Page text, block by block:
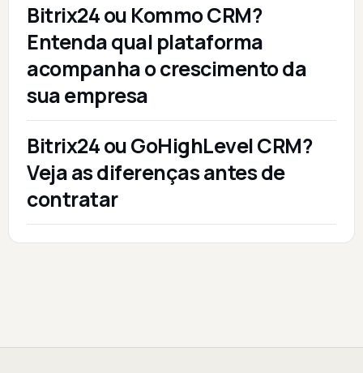
Bitrix24 ou Kommo CRM?
Entenda qual plataforma
acompanha o crescimento da
sua empresa
Bitrix24 ou GoHighLevel CRM?
Veja as diferenças antes de
contratar